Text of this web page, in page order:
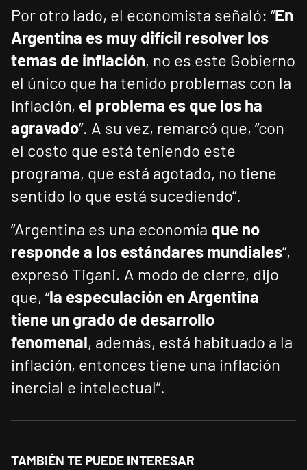
Por otro lado, el economista señaló: “En
Argentina es muy difícil resolver los
temas de inflación, no es este Gobierno
el único que ha tenido problemas con la
inflación, el problema es que los ha
agravado”. A su vez, remarcó que, “con
el costo que está teniendo este
programa, que está agotado, no tiene
sentido lo que está sucediendo”.
“Argentina es una economía que no
responde a los estándares mundiales”,
expresó Tigani. A modo de cierre, dijo
que, “la especulación en Argentina
tiene un grado de desarrollo
fenomenal, además, está habituado a la
inflación, entonces tiene una inflación
inercial e intelectual”.
TAMBIÉN TE PUEDE INTERESAR